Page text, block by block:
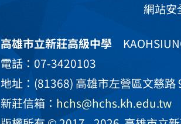
網站安
高雄市立新莊高級中學
電話：07-3420103
地址：(81368) 高雄市左營區文慈路
新莊信箱： hchs@hchs.kh.edu.tw